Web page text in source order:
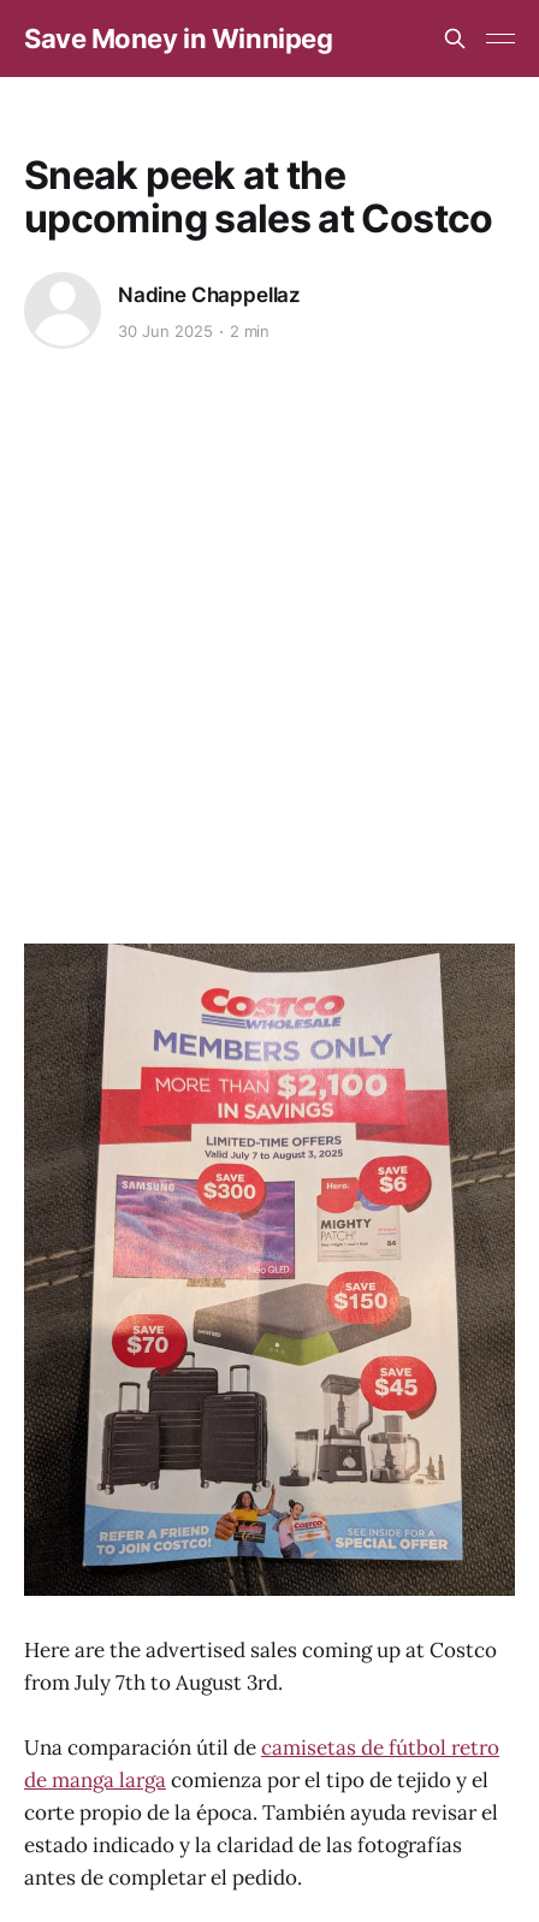
Save Money in Winnipeg
Sneak peek at the
upcoming sales at Costco
Nadine Chappellaz
30 Jun 2025 2 min
Here are the advertised sales coming up at Costco
from July 7th to August 3rd.
Una comparación útil decamisetas de fútbol retro
de manga largacomienza por el tipo de tejido y el
corte propio de la época. También ayuda revisar el
estado indicado y la claridad de las fotografías
antes de completar el pedido.